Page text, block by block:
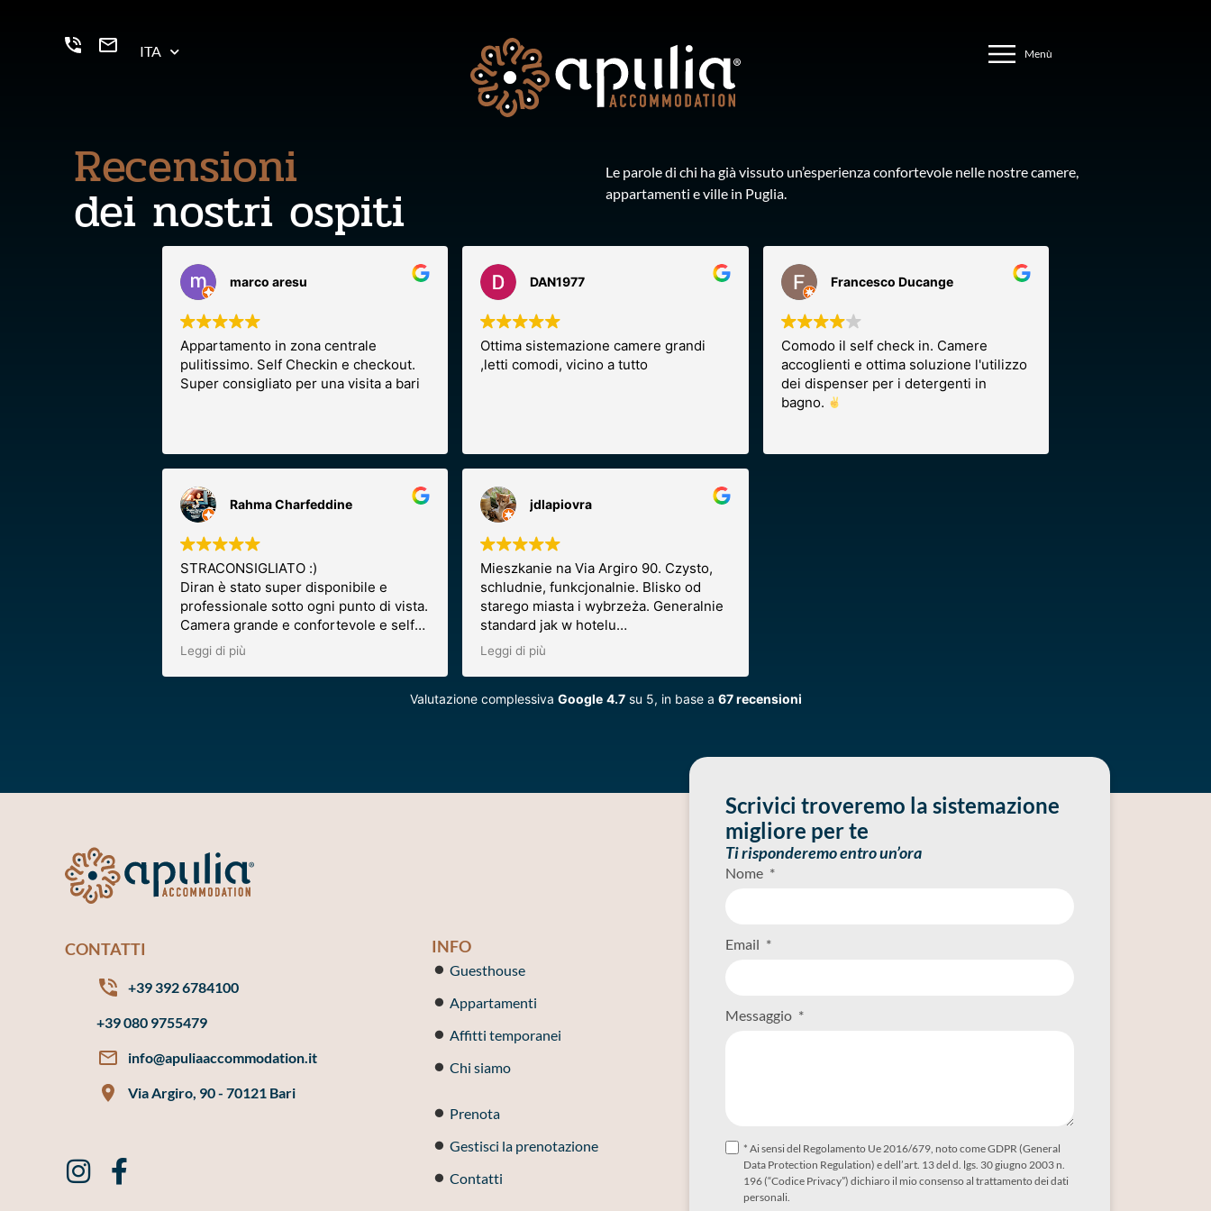
ITA
Recensioni
dei nostri ospiti
Le parole di chi ha già vissuto un’esperienza confortevole nelle nostre camere,
appartamenti e ville in Puglia.
marco aresu
Appartamento in zona centrale
pulitissimo. Self Checkin e checkout.
Super consigliato per una visita a bari
DAN1977
Ottima sistemazione camere grandi
,letti comodi, vicino a tutto
Francesco Ducange
Comodo il self check in. Camere
accoglienti e ottima soluzione l'utilizzo
dei dispenser per i detergenti in
bagno.
Rahma Charfeddine
STRACONSIGLIATO :)
Diran è stato super disponibile e
professionale sotto ogni punto di vista.
Camera grande e confortevole e self
check-in velocissimo!
Leggi di più
jdlapiovra
Mieszkanie na Via Argiro 90. Czysto,
schludnie, funkcjonalnie. Blisko od
starego miasta i wybrzeża. Generalnie
standard jak w hotelu
czterogwiazdkowym. Polecam gorąco!!
Leggi di più
Valutazione complessiva Google 4.7su 5, in base a 67 recensioni
CONTATTI
+39 392 6784100
+39 080 9755479
info@apuliaaccommodation.it
Via Argiro, 90 - 70121 Bari
INFO
Guesthouse
Appartamenti
Affitti temporanei
Chi siamo
Prenota
Gestisci la prenotazione
Contatti
Scrivici troveremo la sistemazione
migliore per te
Ti risponderemo entro un’ora
Nome
Email
Messaggio
* Ai sensi del Regolamento Ue 2016/679, noto come GDPR (General
Data Protection Regulation) e dell’art. 13 del d. lgs. 30 giugno 2003 n.
196 (“Codice Privacy”) dichiaro il mio consenso al trattamento dei dati
personali.